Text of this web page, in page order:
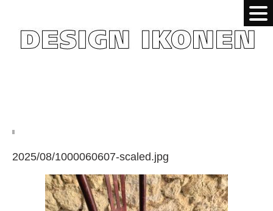
2025/08/1000060607-scaled.jpg